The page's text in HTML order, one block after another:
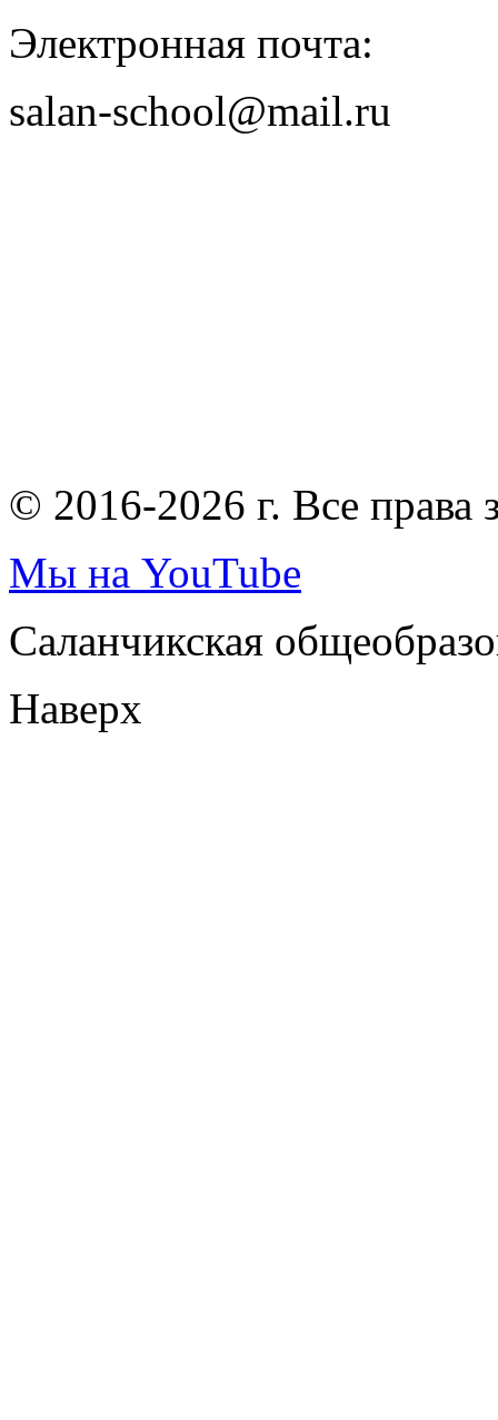
Электронная почта:
salan-school@mail.ru
© 2016-2026 г. Все
Мы на YouTube
Саланчикская
Наверх